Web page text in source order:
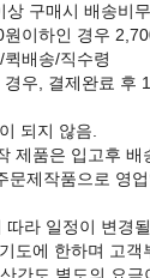
구매시 배송비
이하인 경우
배송/직수령
우, 결제완료 후
되지 않음.
제품은 입고후 배
문제작품으로 영
따라 일정이 변경
도에 한하며 고객